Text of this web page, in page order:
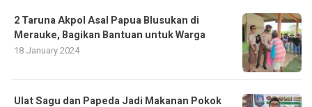
2 Taruna Akpol Asal Papua Blusukan di
Merauke, Bagikan Bantuan untuk Warga
18 January 2024
Ulat Sagu dan Papeda Jadi Makanan Pokok